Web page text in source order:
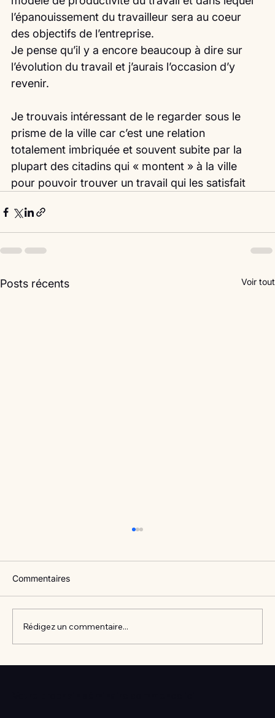
l’épanouissement du travailleur sera au coeur
des objectifs de l’entreprise.
Je pense qu’il y a encore beaucoup à dire sur
l’évolution du travail et j’aurais l’occasion d’y
revenir.
Je trouvais intéressant de le regarder sous le
prisme de la ville car c’est une relation
totalement imbriquée et souvent subite par la
plupart des citadins qui « montent » à la ville
pour pouvoir trouver un travail qui les satisfait
Posts récents Voir tout
Commentaires
Rédigez un commentaire...